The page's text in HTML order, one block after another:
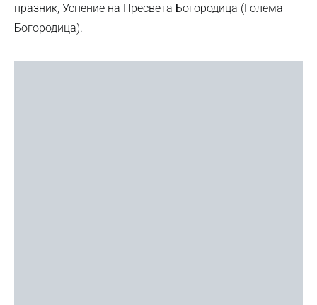
празник, Успение на Пресвета Богородица (Голема
Богородица).